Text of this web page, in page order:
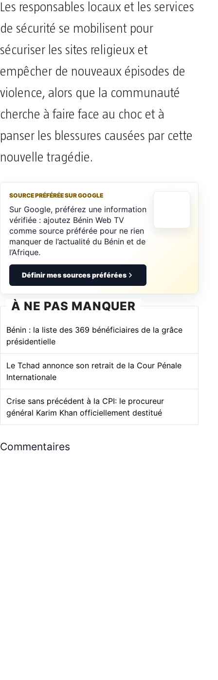
Les responsables locaux et les services
de sécurité se mobilisent pour
sécuriser les sites religieux et
empêcher de nouveaux épisodes de
violence, alors que la communauté
cherche à faire face au choc et à
panser les blessures causées par cette
nouvelle tragédie.
SOURCE PRÉFÉRÉE SUR GOOGLE
Sur Google, préférez une information
vérifiée : ajoutez Bénin Web TV
comme source préférée pour ne rien
manquer de l’actualité du Bénin et de
l’Afrique.
Définir mes sources préférées
À NE PAS MANQUER
Bénin : la liste des 369 bénéficiaires de la grâce
présidentielle
Le Tchad annonce son retrait de la Cour Pénale
Internationale
Crise sans précédent à la CPI: le procureur
général Karim Khan officiellement destitué
Commentaires